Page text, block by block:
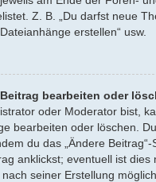
Z. B. „Du darfst neue
erstellen“ usw.
bearbeiten oder
oder Moderator bist,
bearbeiten oder löschen.
du das „Ändere
anklickst; eventuell ist dies
seiner Erstellung